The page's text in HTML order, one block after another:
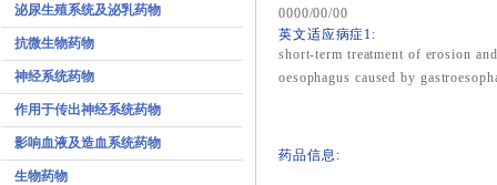
泌尿生殖系统及泌乳药物
抗微生物药物
神经系统药物
作用于传出神经系统药物
影响血液及造血系统药物
生物药物
0000/00/00
英文适应病症1:
short-term treatment of erosion
oesophagus caused by
药品信息: